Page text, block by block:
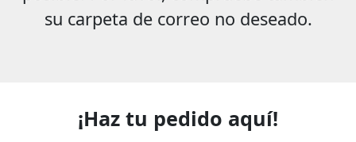
su carpeta de correo no deseado.
¡Haz tu pedido aquí!